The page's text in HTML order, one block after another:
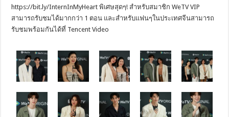
https://bit.ly/InternInMyHeart พิเศษสุดๆ! สำหรับสมาชิก WeTV VIP
สามารถรับชมได้มากกว่า 1 ตอน และสำหรับแฟนๆในประเทศจีนสามารถ
รับชมพร้อมกันได้ที่ Tencent Video